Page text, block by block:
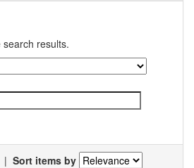
results.
| Sort items by